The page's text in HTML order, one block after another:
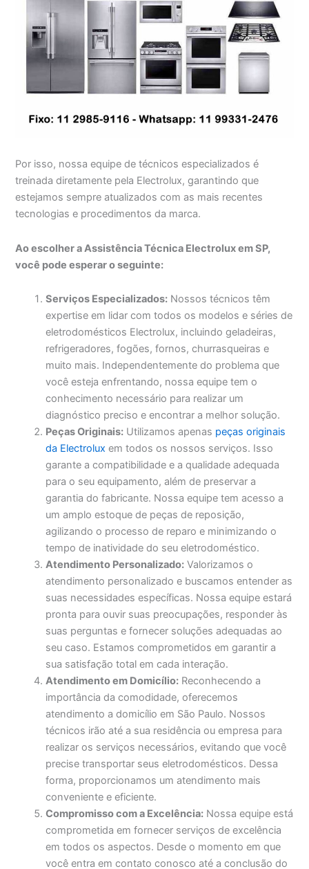
Por isso, nossa equipe de técnicos especializados é
treinada diretamente pela Electrolux, garantindo que
estejamos sempre atualizados com as mais recentes
tecnologias e procedimentos da marca.
Ao escolher a Assistência Técnica Electrolux em SP,
você pode esperar o seguinte:
Serviços Especializados: Nossos técnicos têm
expertise em lidar com todos os modelos e séries de
eletrodomésticos Electrolux, incluindo geladeiras,
refrigeradores, fogões, fornos, churrasqueiras e
muito mais. Independentemente do problema que
você esteja enfrentando, nossa equipe tem o
conhecimento necessário para realizar um
diagnóstico preciso e encontrar a melhor solução.
Peças Originais: Utilizamos apenas peças originais
da Electrolux em todos os nossos serviços. Isso
garante a compatibilidade e a qualidade adequada
para o seu equipamento, além de preservar a
garantia do fabricante. Nossa equipe tem acesso a
um amplo estoque de peças de reposição,
agilizando o processo de reparo e minimizando o
tempo de inatividade do seu eletrodoméstico.
Atendimento Personalizado: Valorizamos o
atendimento personalizado e buscamos entender as
suas necessidades específicas. Nossa equipe estará
pronta para ouvir suas preocupações, responder às
suas perguntas e fornecer soluções adequadas ao
seu caso. Estamos comprometidos em garantir a
sua satisfação total em cada interação.
Atendimento em Domicílio: Reconhecendo a
importância da comodidade, oferecemos
atendimento a domicílio em São Paulo. Nossos
técnicos irão até a sua residência ou empresa para
realizar os serviços necessários, evitando que você
precise transportar seus eletrodomésticos. Dessa
forma, proporcionamos um atendimento mais
conveniente e eficiente.
Compromisso com a Excelência: Nossa equipe está
comprometida em fornecer serviços de excelência
em todos os aspectos. Desde o momento em que
você entra em contato conosco até a conclusão do